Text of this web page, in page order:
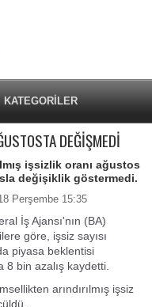
KATEGORİLER
DEĞİŞMEDİ
işsizlik oranı ağustos
değişiklik göstermedi.
Perşembe 15:35
İş Ajansı'nın (BA)
göre, işsiz sayısı
piyasa beklentisi
8 bin azalış kaydetti.
arındırılmış işsiz